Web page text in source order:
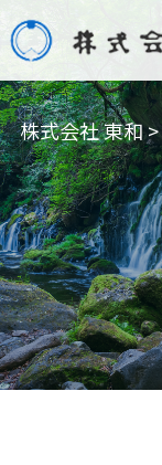
株式会社 東和>